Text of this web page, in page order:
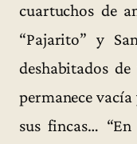
cuartuchos de
“Pajarito” y
deshabitados
permanece
sus fincas…